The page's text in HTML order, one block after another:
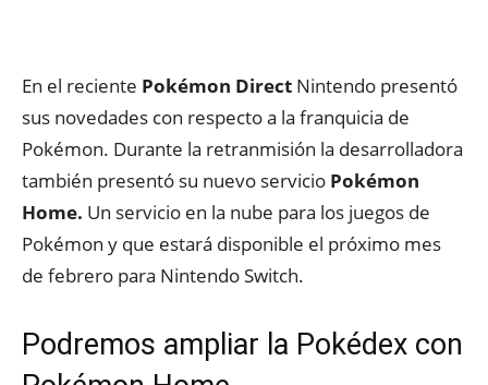
En el reciente Pokémon Direct Nintendo presentó
sus novedades con respecto a la franquicia de
Pokémon. Durante la retranmisión la desarrolladora
también presentó su nuevo servicio Pokémon
Home. Un servicio en la nube para los juegos de
Pokémon y que estará disponible el próximo mes
de febrero para Nintendo Switch.
Podremos ampliar la Pokédex con